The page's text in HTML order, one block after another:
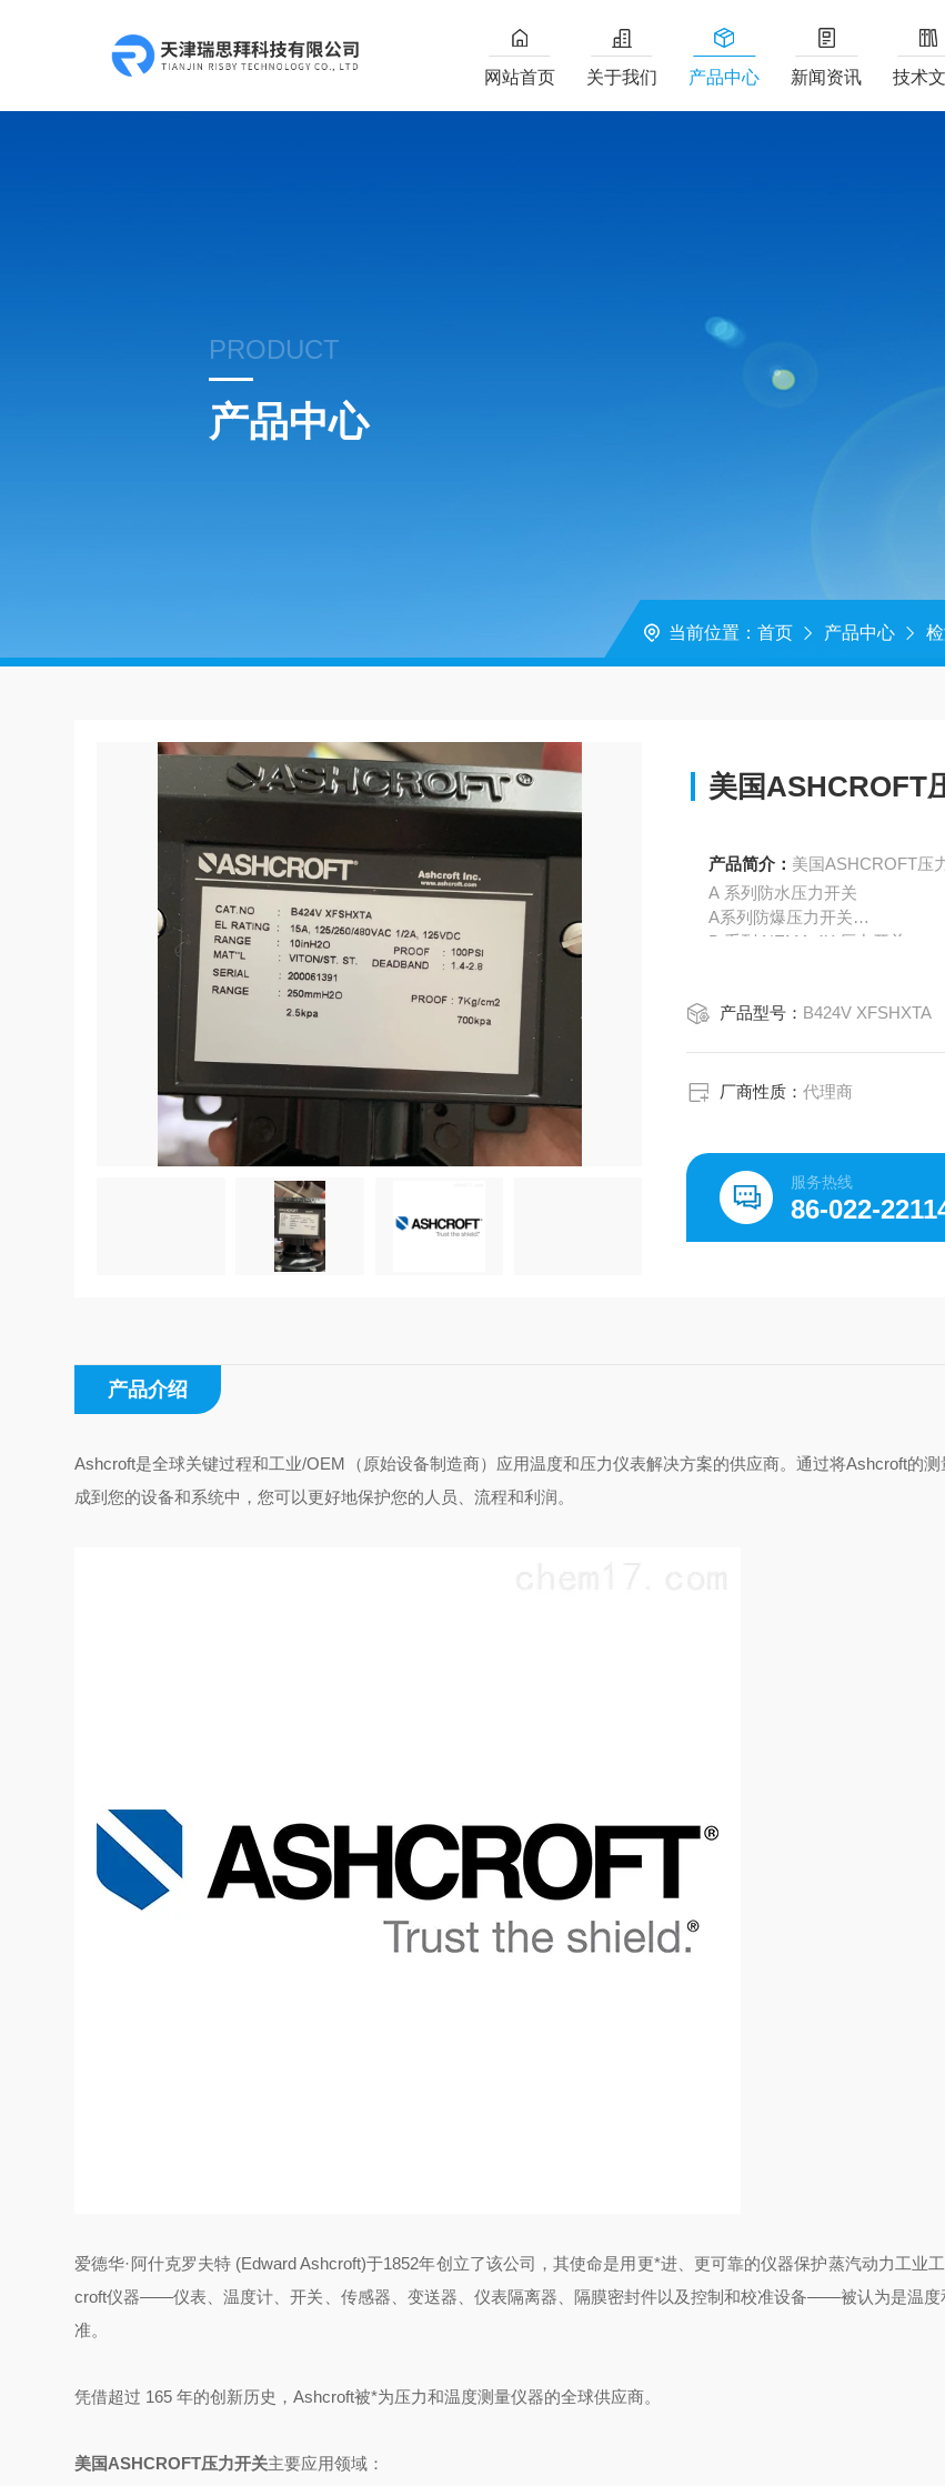
网站首页 关于我们 产品中心 新闻资讯 技术
PRODUCT
产品中心
当前位置： 首页 产品中心
美国ASHCROFT
产品简介： 美国ASHCROFT压
A 系列防水压力开关
A系列防爆压力开关
B 系列 NEMA 4X 压力开关
D 系列 NEMA 7/9 防爆差压开关
GP 系列 NEMA 4 压力开关
产品型号： B424V XFSHXTA
厂商性质：代理商
服务热线
86-022-
产品介绍
Ashcroft是全球关键过程和工业/OEM（原始设备制造商）应用温度和压力仪表解决方案的供应商。通过将Ashcroft的
成到您的设备和系统中，您可以更好地保护您的人员、流程和利润。
爱德华·阿什克罗夫特 (Edward Ashcroft)于1852年创立了该公司，其使命是用更*进、更可靠的仪器保护蒸汽动力工业
croft仪器——仪表、温度计、开关、传感器、变送器、仪表隔离器、隔膜密封件以及控制和校准设备——被认为是温度
准。
凭借超过 165 年的创新历史，Ashcroft被*为压力和温度测量仪器的全球供应商。
美国ASHCROFT压力开关主要应用领域：